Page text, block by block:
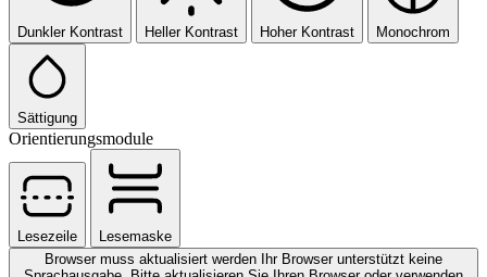
Dunkler Kontrast Heller Kontrast Hoher Kontrast Monochrom
Sättigung
Orientierungsmodule
Lesezeile
Lesemaske
Browser muss aktualisiert werden Ihr Browser unterstützt keine